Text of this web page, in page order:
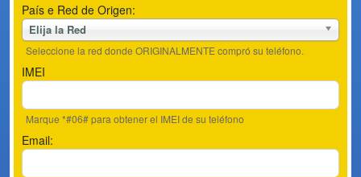
País e Red de Origen:
Elija la Red
Seleccione la red donde ORIGINALMENTE compró su teléfono.
IMEI
Marque *#06# para obtener el IMEI de su teléfono
Email: